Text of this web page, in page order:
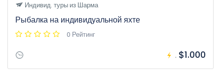
Индивид. туры из Шарма
Рыбалка на индивидуальной яхте
0 Рейтинг
. $1.000